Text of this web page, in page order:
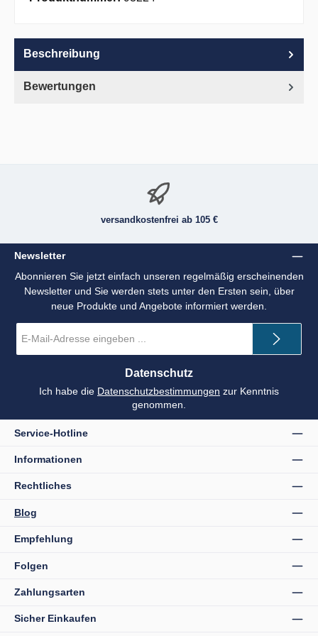
Beschreibung
Bewertungen
versandkostenfrei ab 105 €
Newsletter
Abonnieren Sie jetzt einfach unseren regelmäßig erscheinenden
Newsletter und Sie werden stets unter den Ersten sein, über
neue Produkte und Angebote informiert werden.
Mail-
*
Datenschutz
Ich habe die Datenschutzbestimmungen zur Kenntnis
genommen.
Service-Hotline
Informationen
Rechtliches
Blog
Empfehlung
Folgen
Zahlungsarten
Sicher Einkaufen